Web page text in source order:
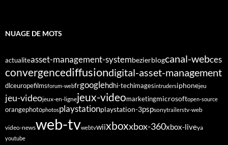
NUAGE DE MOTS
actualiteasset-management-systembezierblogcanal-webces
convergencediffusiondigital-asset-management
dlceuropefilmsforum-webfrgooglehdhi-techimagesintrudersiphonejeu
jeu-videojeux-en-lignejeux-videomarketingmicrosoftopen-source
orangephotophotosplaystationplaystation-3pspsonytrailerstv-web
video-newsweb-tvwebtvwiixboxxbox-360xbox-liveya
youtube